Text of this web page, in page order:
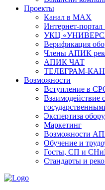
Проекты
Канал в MAX
Интернет-
УКЦ
Верификация
Члены АПИК
АПИК ЧАТ
ТЕЛЕГРАМ-
Возможности
Вступление в
Взаимодействие
Экспертиза
Маркетинг
Возможности
Обучение и
Госты, СП и
Стандарты и